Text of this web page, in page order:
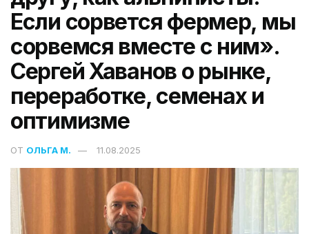
Если сорвется фермер, мы
сорвемся вместе с ним».
Сергей Хаванов о рынке,
переработке, семенах и
оптимизме
ОТ ОЛЬГА М. 11.08.2025